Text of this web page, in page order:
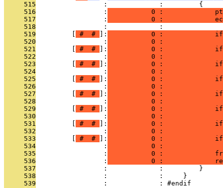
     515
                 :             :         {
     516
                 :
0 :
     517
                 :
0 :
     518
:             :
     519
# # ]:
0 :
     520
                 :
0 :
     521
# # ]:
0 :
     522
                 :
0 :
     523
# # ]:
0 :
     524
                 :
0 :
     525
# # ]:
0 :
     526
                 :
0 :
     527
# # ]:
0 :
     528
                 :
0 :
     529
# # ]:
0 :
     530
                 :
0 :
     531
# # ]:
0 :
     532
                 :
0 :
     533
# # ]:
0 :
     534
                 :
0 :
     535
                 :
0 :
     536
                 :
0 :
     537
                 :             :         }
     538
                 :             :     }
     539
                 :             : #endif